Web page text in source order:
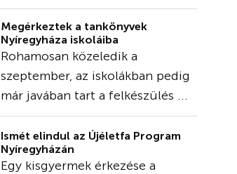
Megérkeztek a tankönyvek
Nyíregyháza iskoláiba
Rohamosan közeledik a
szeptember, az iskolákban pedig
már javában tart a felkészülés ...
Ismét elindul az Újéletfa Program
Nyíregyházán
Egy kisgyermek érkezése a